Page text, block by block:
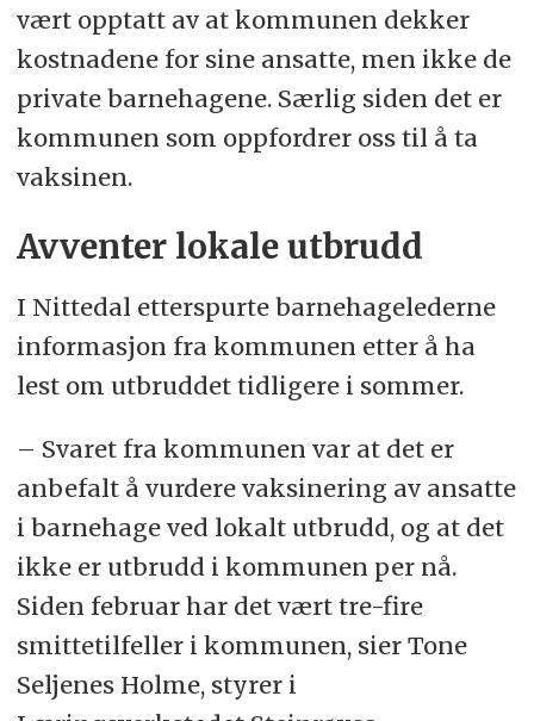
vært opptatt av at kommunen dekker
kostnadene for sine ansatte, men ikke de
private barnehagene. Særlig siden det er
kommunen som oppfordrer oss til å ta
vaksinen.
Avventer lokale utbrudd
I Nittedal etterspurte barnehagelederne
informasjon fra kommunen etter å ha
lest om utbruddet tidligere i sommer.
– Svaret fra kommunen var at det er
anbefalt å vurdere vaksinering av ansatte
i barnehage ved lokalt utbrudd, og at det
ikke er utbrudd i kommunen per nå.
Siden februar har det vært tre-fire
smittetilfeller i kommunen, sier Tone
Seljenes Holme, styrer i